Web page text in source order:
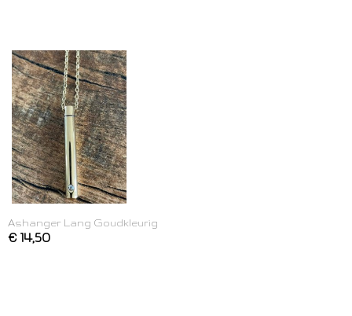
Ashanger Lang Goudkleurig
€ 14,50